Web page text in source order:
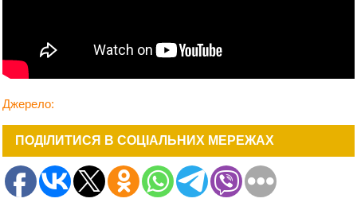
Джерело:
ПОДІЛИТИСЯ В СОЦІАЛЬНИХ МЕРЕЖАХ